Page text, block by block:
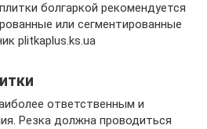
болгаркой рекомендуется
или сегментированные
plitkaplus.ks.ua
ответственным и
Резка должна проводиться